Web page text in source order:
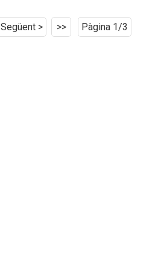
Següent > >> Pàgina 1/3